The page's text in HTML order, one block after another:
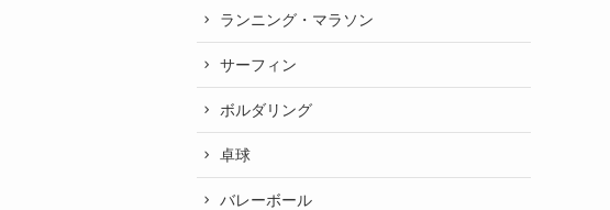
ランニング・マラソン
サーフィン
ボルダリング
卓球
バレーボール